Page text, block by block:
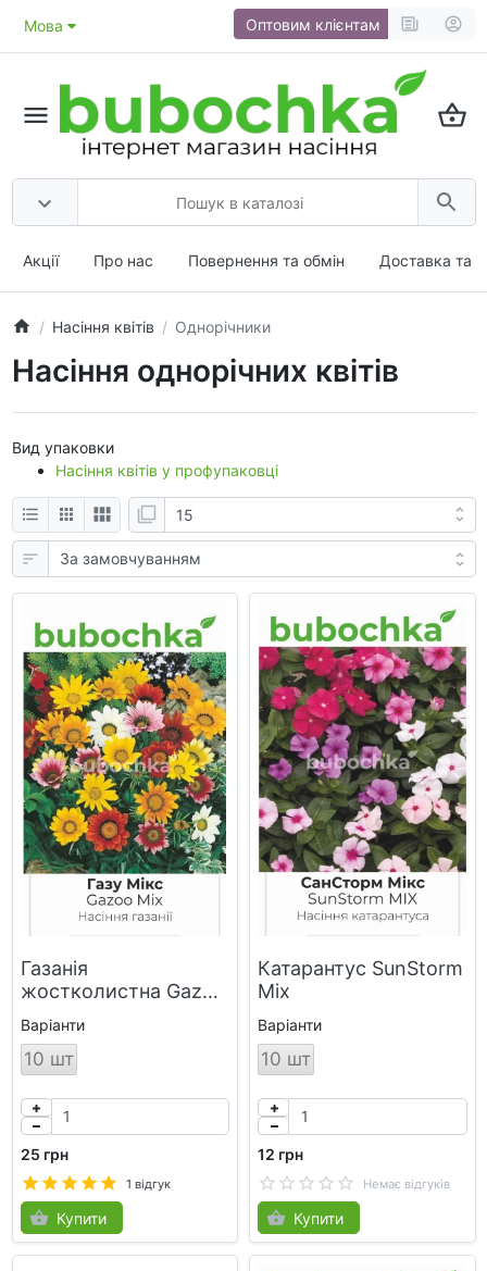
Мова Оптовим клієнтам
Акції Про нас Повернення та обмін Доставка та
Насіння квітів Однорічники
Насіння однорічних квітів
Вид упаковки
Насіння квітів у профупаковці
Газанія
жостколистна Gazoo
Mix
Варіанти
10 шт
25 грн
1 відгук
Купити
Катарантус SunStorm
Mix
Варіанти
10 шт
12 грн
Немає відгуків
Купити